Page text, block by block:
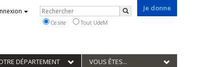
Je donne
Rechercher
Rechercher
Ce site Tout UdeM
DÉPARTEMENT VOUS ÊTES...